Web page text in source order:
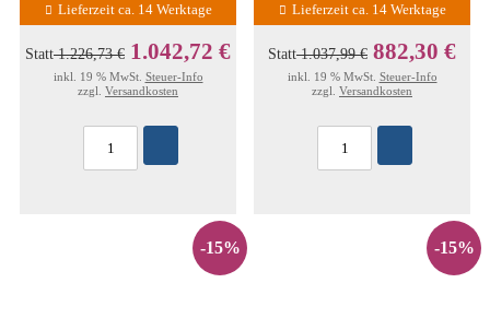
Lieferzeit ca. 14 Werktage
Statt1.226,73 € 1.042,72 €
inkl. 19 % MwSt. Steuer-Info
zzgl. Versandkosten
Lieferzeit ca. 14 Werktage
Statt1.037,99 € 882,30 €
inkl. 19 % MwSt. Steuer-Info
zzgl. Versandkosten
-15% -15%